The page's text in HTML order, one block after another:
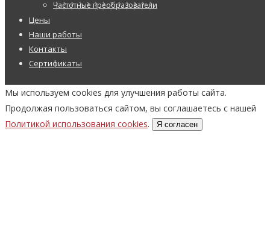
Частотные преобразователи
Цены
Наши работы
Контакты
Сертификаты
Мы используем cookies для улучшения работы сайта.
Продолжая пользоваться сайтом, вы соглашаетесь с нашей
Политикой использования cookies. Я согласен